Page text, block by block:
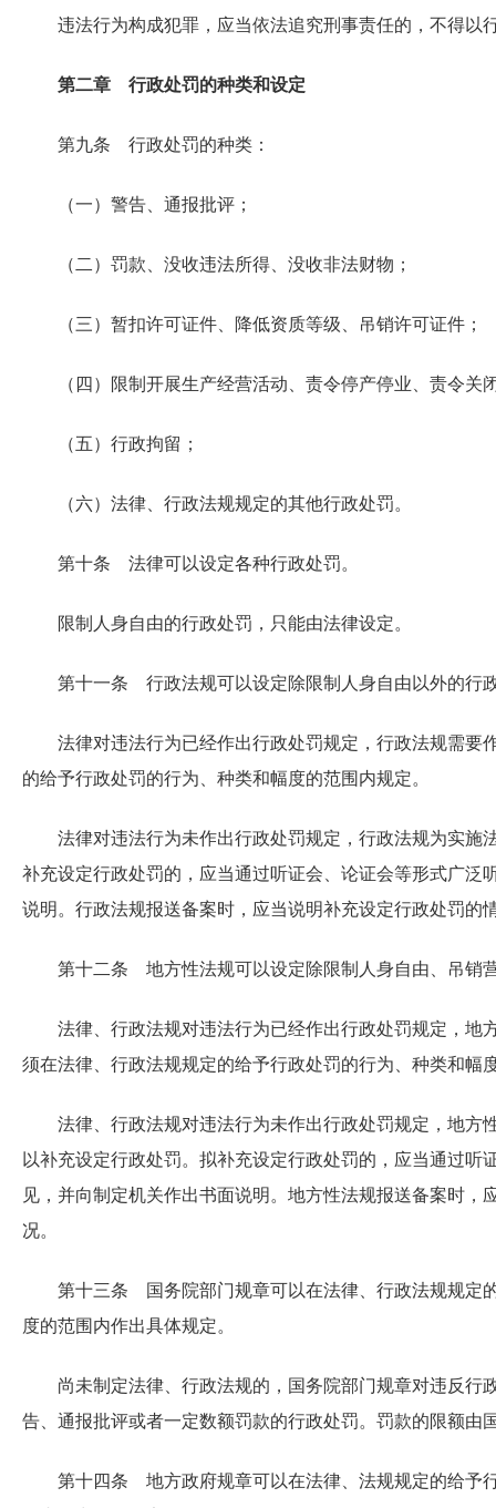
违法行为构成犯罪，应当依法追究刑事责任的，不得以
第二章 行政处罚的种类和设定
第九条 行政处罚的种类：
（一）警告、通报批评；
（二）罚款、没收违法所得、没收非法财物；
（三）暂扣许可证件、降低资质等级、吊销许可证件；
（四）限制开展生产经营活动、责令停产停业、责令关
（五）行政拘留；
（六）法律、行政法规规定的其他行政处罚。
第十条 法律可以设定各种行政处罚。
限制人身自由的行政处罚，只能由法律设定。
第十一条 行政法规可以设定除限制人身自由以外的行
法律对违法行为已经作出行政处罚规定，行政法规需要
的给予行政处罚的行为、种类和幅度的范围内规定。
法律对违法行为未作出行政处罚规定，行政法规为实施
补充设定行政处罚的，应当通过听证会、论证会等形式广泛
说明。行政法规报送备案时，应当说明补充设定行政处罚的
第十二条 地方性法规可以设定除限制人身自由、吊销
法律、行政法规对违法行为已经作出行政处罚规定，地
须在法律、行政法规规定的给予行政处罚的行为、种类和幅
法律、行政法规对违法行为未作出行政处罚规定，地方
以补充设定行政处罚。拟补充设定行政处罚的，应当通过听
见，并向制定机关作出书面说明。地方性法规报送备案时，
况。
第十三条 国务院部门规章可以在法律、行政法规规定
度的范围内作出具体规定。
尚未制定法律、行政法规的，国务院部门规章对违反行
告、通报批评或者一定数额罚款的行政处罚。罚款的限额由
第十四条 地方政府规章可以在法律、法规规定的给予